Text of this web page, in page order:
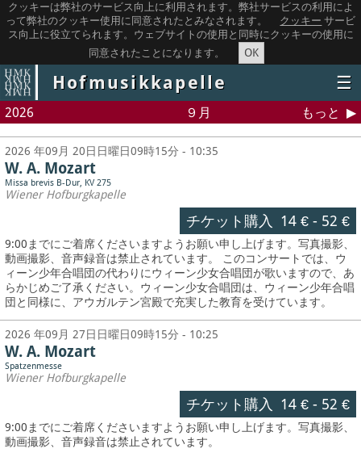
クッキーは弊社のサービス向上に利用されます。弊社サービスの利用によ
って弊社のクッキー使用に同意されたとみなされます。
クッキー サービ
ス向上に役立てられます。ウェブサイトの使用と同時にクッキーの使用に
同意されたことになります。
OK
Hofmusikkapelle ☰
2026 ９月 もっと
2026 年09月 20日日曜日09時15分 - 10:35
W. A. Mozart
Missa brevis B-Dur, KV 275
Wiener Hofburgkapelle
チケット購入 14 €- 52 €
9:00までにご着席くださいますようお願い申し上げます。写真撮影、
動画撮影、音声録音は禁止されています。 このコンサートでは、ウ
ィーン少年合唱団の代わりにウィーン少女合唱団が歌いますので、あ
らかじめご了承ください。ウィーン少女合唱団は、ウィーン少年合唱
団と同様に、アウガルテン宮殿で充実した教育を受けています。
2026 年09月 27日日曜日09時15分 - 10:25
W. A. Mozart
Spatzenmesse
Wiener Hofburgkapelle
チケット購入 14 €- 52 €
9:00までにご着席くださいますようお願い申し上げます。写真撮影、
動画撮影、音声録音は禁止されています。